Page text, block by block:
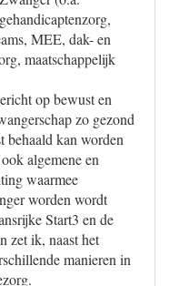
MEE, dak- en
maatschappelijk
op bewust en
zo gezond
behaald kan worden
algemene en
waarmee
worden wordt
Start3 en de
zet ik, naast het
manieren in